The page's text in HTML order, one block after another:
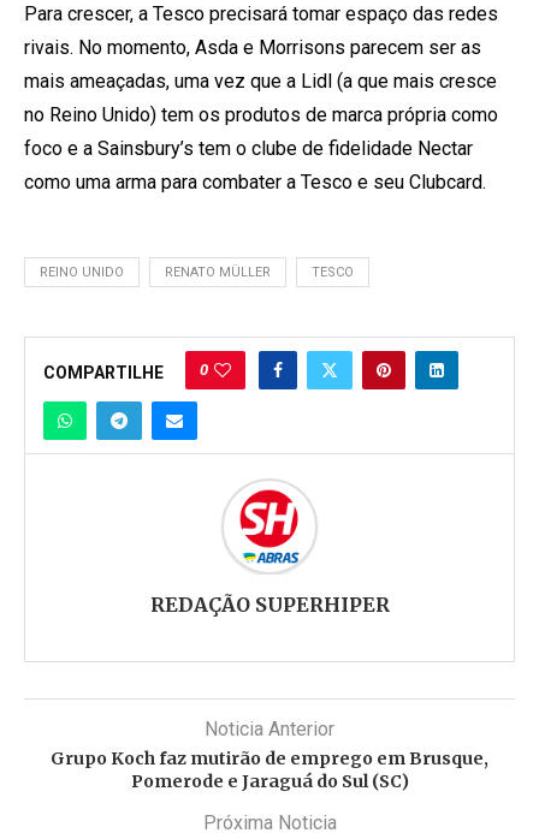
Para crescer, a Tesco precisará tomar espaço das redes
rivais. No momento, Asda e Morrisons parecem ser as
mais ameaçadas, uma vez que a Lidl (a que mais cresce
no Reino Unido) tem os produtos de marca própria como
foco e a Sainsbury’s tem o clube de fidelidade Nectar
como uma arma para combater a Tesco e seu Clubcard.
REINO UNIDO RENATO MÜLLER TESCO
COMPARTILHE 0
REDAÇÃO SUPERHIPER
Noticia Anterior
Grupo Koch faz mutirão de emprego em Brusque,
Pomerode e Jaraguá do Sul (SC)
Próxima Noticia